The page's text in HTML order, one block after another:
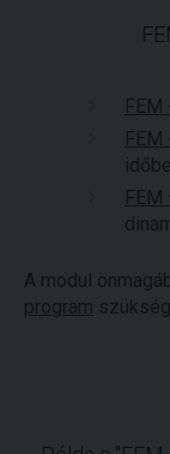
FEM
A modul
program